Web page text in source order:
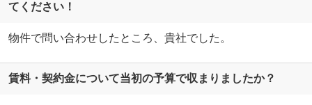
てください！
物件で問い合わせしたところ、貴社でした。
賃料・契約金について当初の予算で収まりましたか？